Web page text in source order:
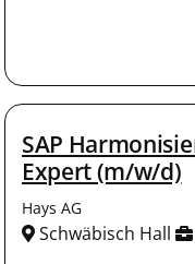
SAP
Expert (m/w/d)
Hays AG
Schwäbisch Hall